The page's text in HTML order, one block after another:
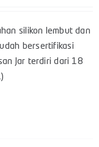
silikon lembut dan
bersertifikasi
Jar terdiri dari 18